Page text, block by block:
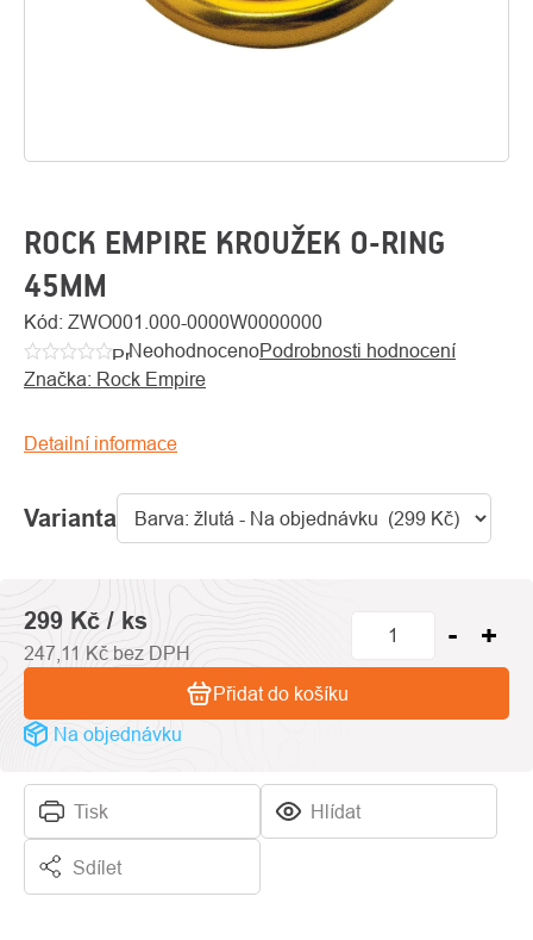
ROCK EMPIRE KROUŽEK O-RING
45MM
Kód: ZWO001.000-0000W0000000
Průměrné
hodnocení
je
z
5
NeohodnocenoPodrobnosti hodnocení
Značka: Rock Empire
Varianta
Detailní informace
Tisk Hlídat
Sdílet
299 Kč / ks
247,11 Kč bez DPH
Na objednávku
Přidat do košíku